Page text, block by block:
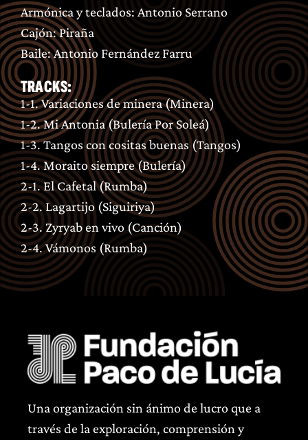
Armónica y teclados: Antonio Serrano
Cajón: Piraña
Baile: Antonio Fernández Farru
TRACKS:
1-1. Variaciones de minera (Minera)
1-2. Mi Antonia (Bulería Por Soleá)
1-3. Tangos con cositas buenas (Tangos)
1-4. Moraito siempre (Bulería)
2-1. El Cafetal (Rumba)
2-2. Lagartijo (Siguiriya)
2-3. Zyryab en vivo (Canción)
2-4. Vámonos (Rumba)
Una organización sin ánimo de lucro que a
través de la exploración, comprensión y